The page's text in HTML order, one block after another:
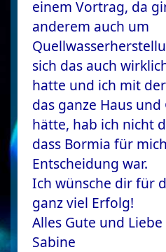
einem Vortrag, da
anderem auch um
sich das auch
hatte und ich mit
das ganze Haus
hätte, hab ich nicht
dass Bormia für
Entscheidung war.
Ich wünsche dir für
ganz viel Erfolg!
Alles Gute und
Sabine